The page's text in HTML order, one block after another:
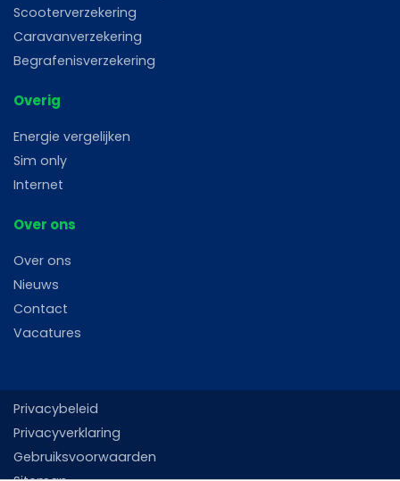
Scooterverzekering
Caravanverzekering
Begrafenisverzekering
Overig
Energie vergelijken
Sim only
Internet
Over ons
Over ons
Nieuws
Contact
Vacatures
Privacybeleid
Privacyverklaring
Gebruiksvoorwaarden